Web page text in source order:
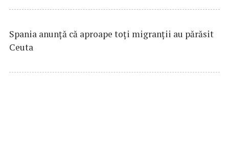
Spania anunţă că aproape toţi migranţii au părăsit
Ceuta